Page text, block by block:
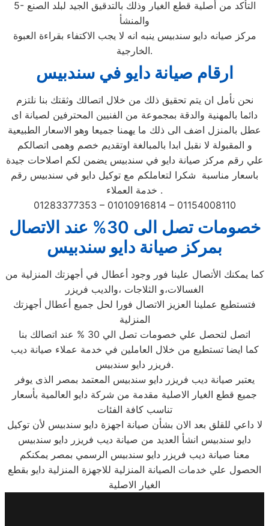
5- التأكد من أصلية قطع الغيار وذلك بالتدقيق الجيد لبلد الصنع
والمنشأ
مركز صيانه دايو سندبيس ينبه انه لا يجب الاكتفاء بقراءة العبوة
الخارجية.
ارقام صيانة دايو في سندبيس
نحن نأمل ان يتم تحقيق ذلك من خلال اتصالك وثقتك بنا نلتزم
دائما بالمهنية والدقة بمجموعة من الفنيين المحترفين لصيانة اى
عطل بالمنزل اضف الى ذلك ما يهمنا جميعا وهو الاسعار الطبيعية
و المقبولة لا نقبل ابدا بالمبالغة اوتقديم خصم وهمى اتصالكم
علي رقم مركز صيانة دايو في سندبيس يضمن لكم اصلاحات جيدة
باسعار مناسبة شكرا لتعاملكم مع توكيل دايو في سندبيس رقم
خدمة العملاء .
01283377353 – 01010916814 – 01154008110
خصومات تصل الى 30% عند الاتصال
بمركز صيانة دايو سندبيس
كما يمكنك الأتصال علينا فور وجود أعطال في أجهزتك المنزلية من
الغسالات،و الثلاجات ،والديب فريزر
فتستطيع عملينا العزيز الاتصال فورا لحل جميع أعطال أجهزتك
المنزلية
اتصل لتحصل علي خصومات تصل الي 30 % عند اتصالك بنا
كما ايضا تستطيع من خلال العاملين في خدمة عملاء صيانة ديب
فريزر دايو سندبيس.
يعتبر صيانة ديب فريزر دايو سندبيس المعتمد بمصر الذى يوفر
جميع قطع الغيار الاصلية مقدمة من شركة دايو العالمية بأسعار
تناسب كافة الفئات
لا داعي للقلق بعد الان بشأن صيانة اجهزة دايو سندبيس لأن توكيل
دايو سندبيس انشأ العديد من صيانة ديب فريزر دايو سندبيس
معنا صيانة ديب فريزر دايو سندبيس الرسمي بمصر يمكنكم
الحصول علي خدمات الصيانة المنزلية للاجهزة المنزلية دايو بقطع
الغيار الاصلية